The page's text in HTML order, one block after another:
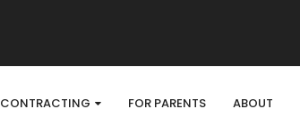
CONTRACTING FOR PARENTS ABOUT